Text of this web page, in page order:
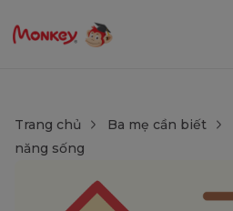
Trang chủ Ba mẹ cần biết
năng sống